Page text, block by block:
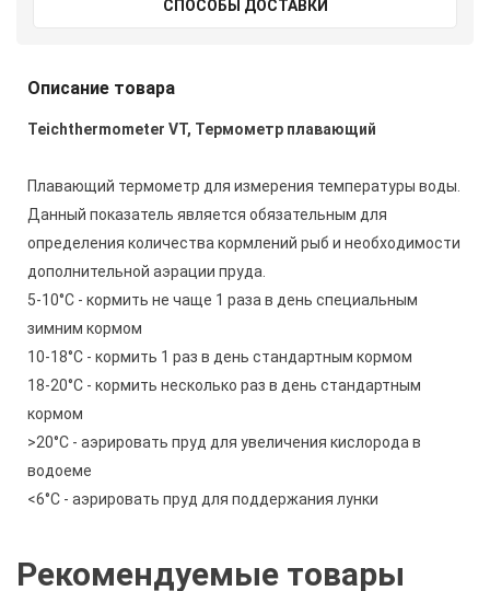
СПОСОБЫ ДОСТАВКИ
Описание товара
Teichthermometer VT, Термометр плавающий
Плавающий термометр для измерения температуры воды.
Данный показатель является обязательным для
определения количества кормлений рыб и необходимости
дополнительной аэрации пруда.
5-10°С - кормить не чаще 1 раза в день специальным
зимним кормом
10-18°С - кормить 1 раз в день стандартным кормом
18-20°С - кормить несколько раз в день стандартным
кормом
>20°С - аэрировать пруд для увеличения кислорода в
водоеме
<6°С - аэрировать пруд для поддержания лунки
Рекомендуемые товары